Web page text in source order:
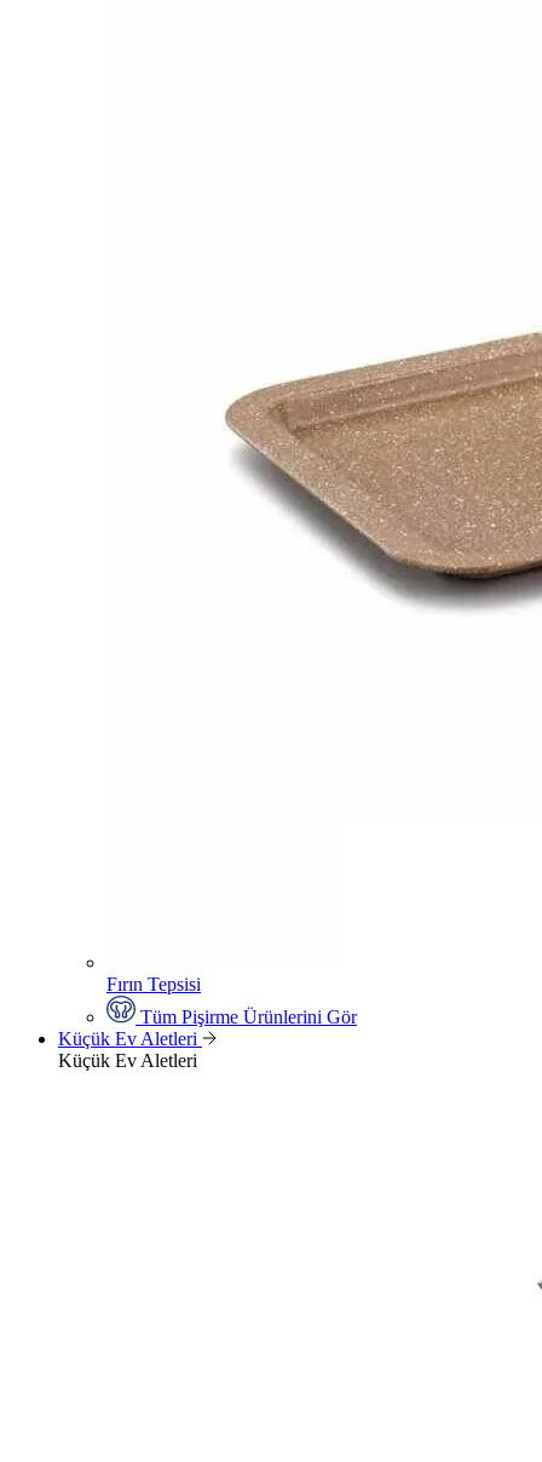
Fırın Tepsisi
Tüm Pişirme Ürünlerini Gör
Küçük Ev Aletleri
Küçük Ev Aletleri